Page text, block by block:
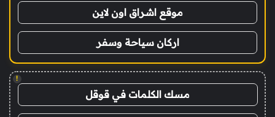
موقع اشراق اون لاين
اركان سياحة وسفر
!
مسك الكلمات في قوقل